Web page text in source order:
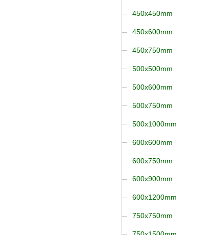
450x450mm
450x600mm
450x750mm
500x500mm
500x600mm
500x750mm
500x1000mm
600x600mm
600x750mm
600x900mm
600x1200mm
750x750mm